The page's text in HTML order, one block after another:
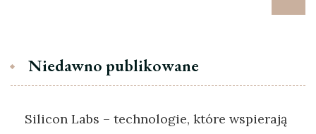
Niedawno publikowane
Silicon Labs – technologie, które wspierają